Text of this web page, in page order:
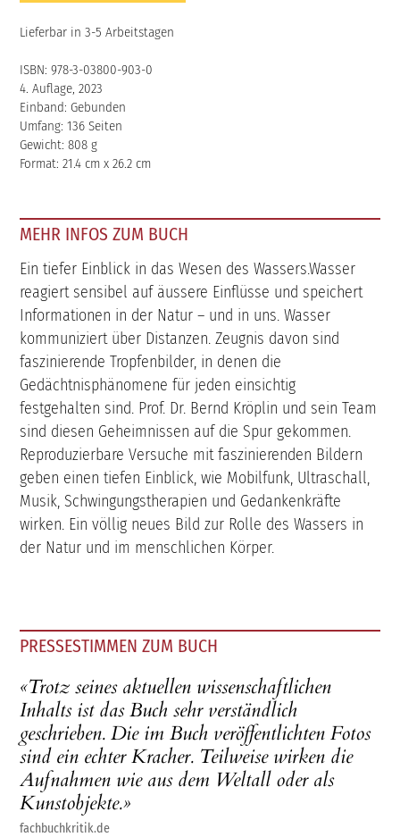
Lieferbar in 3-5 Arbeitstagen
ISBN: 978-3-03800-903-0
4. Auflage, 2023
Einband: Gebunden
Umfang: 136 Seiten
Gewicht: 808 g
Format: 21.4 cm x 26.2 cm
MEHR INFOS ZUM BUCH
Ein tiefer Einblick in das Wesen des Wassers.Wasser
reagiert sensibel auf äussere Einflüsse und speichert
Informationen in der Natur – und in uns. Wasser
kommuniziert über Distanzen. Zeugnis davon sind
faszinierende Tropfenbilder, in denen die
Gedächtnisphänomene für jeden einsichtig
festgehalten sind. Prof. Dr. Bernd Kröplin und sein Team
sind diesen Geheimnissen auf die Spur gekommen.
Reproduzierbare Versuche mit faszinierenden Bildern
geben einen tiefen Einblick, wie Mobilfunk, Ultraschall,
Musik, Schwingungstherapien und Gedankenkräfte
wirken. Ein völlig neues Bild zur Rolle des Wassers in
der Natur und im menschlichen Körper.
PRESSESTIMMEN ZUM BUCH
«Trotz seines aktuellen wissenschaftlichen
Inhalts ist das Buch sehr verständlich
geschrieben. Die im Buch veröffentlichten Fotos
sind ein echter Kracher. Teilweise wirken die
Aufnahmen wie aus dem Weltall oder als
Kunstobjekte.»
fachbuchkritik.de